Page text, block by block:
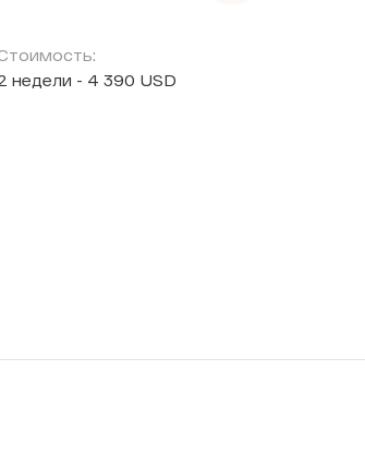
недели - 4 390 USD